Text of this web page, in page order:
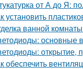
от А до Я:
установить
ванной
основные
открытие,
обеспечить